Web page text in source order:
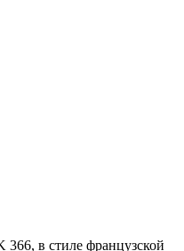
в стиле французской